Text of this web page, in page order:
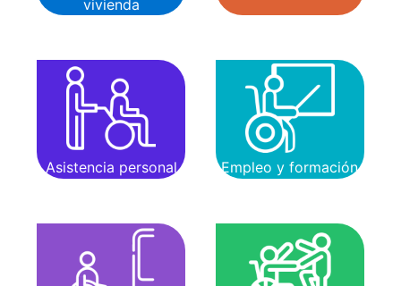
vivienda
Asistencia personal Empleo y formación